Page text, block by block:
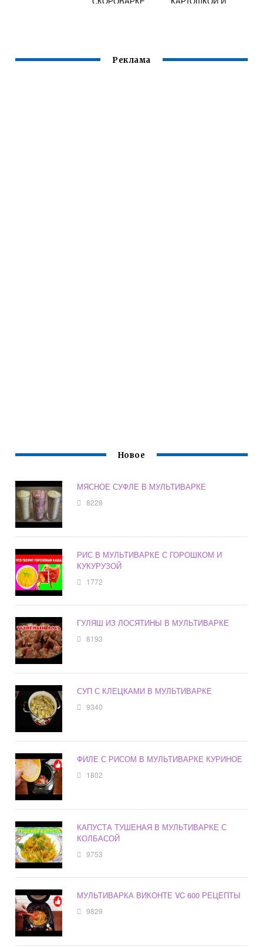
Реклама
Новое
МЯСНОЕ СУФЛЕ В МУЛЬТИВАРКЕ
8228
РИС В МУЛЬТИВАРКЕ С ГОРОШКОМ И
КУКУРУЗОЙ
1772
ГУЛЯШ ИЗ ЛОСЯТИНЫ В МУЛЬТИВАРКЕ
8193
СУП С КЛЕЦКАМИ В МУЛЬТИВАРКЕ
9340
ФИЛЕ С РИСОМ В МУЛЬТИВАРКЕ КУРИНОЕ
1802
КАПУСТА ТУШЕНАЯ В МУЛЬТИВАРКЕ С
КОЛБАСОЙ
9753
МУЛЬТИВАРКА ВИКОНТЕ VC 600 РЕЦЕПТЫ
9829